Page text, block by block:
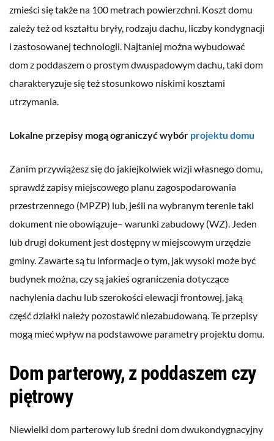
zmieści się także na 100 metrach powierzchni. Koszt domu
zależy też od kształtu bryły, rodzaju dachu, liczby kondygnacji
i zastosowanej technologii. Najtaniej można wybudować
dom z poddaszem o prostym dwuspadowym dachu, taki dom
charakteryzuje się też stosunkowo niskimi kosztami
utrzymania.
Lokalne przepisy mogą ograniczyć wybór projektu domu
Zanim przywiążesz się do jakiejkolwiek wizji własnego domu,
sprawdź zapisy miejscowego planu zagospodarowania
przestrzennego (MPZP) lub, jeśli na wybranym terenie taki
dokument nie obowiązuje– warunki zabudowy (WZ). Jeden
lub drugi dokument jest dostępny w miejscowym urzędzie
gminy. Zawarte są tu informacje o tym, jak wysoki może być
budynek można, czy są jakieś ograniczenia dotyczące
nachylenia dachu lub szerokości elewacji frontowej, jaką
część działki należy pozostawić niezabudowaną. Te przepisy
mogą mieć wpływ na podstawowe parametry projektu domu.
Dom parterowy, z poddaszem czy
piętrowy
Niewielki dom parterowy lub średni dom dwukondygnacyjny